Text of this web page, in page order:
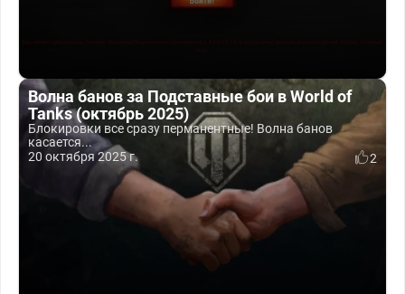
Волна банов за Подставные бои в World of
Tanks (октябрь 2025)
Блокировки все сразу перманентные! Волна банов
касается...
20 октября 2025 г.
2